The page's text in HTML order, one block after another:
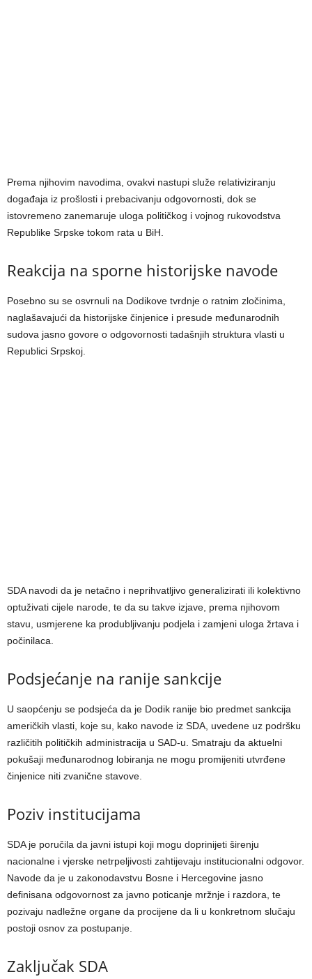
Prema njihovim navodima, ovakvi nastupi služe relativiziranju
događaja iz prošlosti i prebacivanju odgovornosti, dok se
istovremeno zanemaruje uloga političkog i vojnog rukovodstva
Republike Srpske tokom rata u BiH.
Reakcija na sporne historijske navode
Posebno su se osvrnuli na Dodikove tvrdnje o ratnim zločinima,
naglašavajući da historijske činjenice i presude međunarodnih
sudova jasno govore o odgovornosti tadašnjih struktura vlasti u
Republici Srpskoj.
SDA navodi da je netačno i neprihvatljivo generalizirati ili kolektivno
optuživati cijele narode, te da su takve izjave, prema njihovom
stavu, usmjerene ka produbljivanju podjela i zamjeni uloga žrtava i
počinilaca.
Podsjećanje na ranije sankcije
U saopćenju se podsjeća da je Dodik ranije bio predmet sankcija
američkih vlasti, koje su, kako navode iz SDA, uvedene uz podršku
različitih političkih administracija u SAD-u. Smatraju da aktuelni
pokušaji međunarodnog lobiranja ne mogu promijeniti utvrđene
činjenice niti zvanične stavove.
Poziv institucijama
SDA je poručila da javni istupi koji mogu doprinijeti širenju
nacionalne i vjerske netrpeljivosti zahtijevaju institucionalni odgovor.
Navode da je u zakonodavstvu Bosne i Hercegovine jasno
definisana odgovornost za javno poticanje mržnje i razdora, te
pozivaju nadležne organe da procijene da li u konkretnom slučaju
postoji osnov za postupanje.
Zaključak SDA